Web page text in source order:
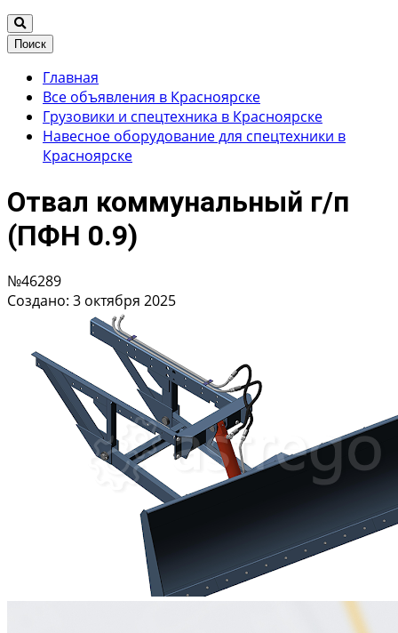
Поиск
Главная
Все объявления в Красноярске
Грузовики и спецтехника в Красноярске
Навесное оборудование для спецтехники в
Красноярске
Отвал коммунальный г/п
(ПФН 0.9)
№46289
Создано: 3 октября 2025